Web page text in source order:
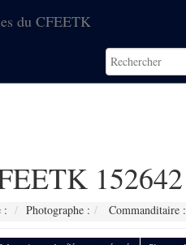
du CFEETK
152642
: Photographe : Commanditaire